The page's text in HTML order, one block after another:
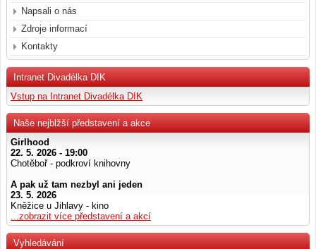
Napsali o nás
Zdroje informací
Kontakty
Intranet Divadélka DIK
Vstup na Intranet Divadélka DIK
Naše nejblžší představení a akce
Girlhood
22. 5. 2026 - 19:00
Chotěboř - podkroví knihovny
A pak už tam nezbyl ani jeden
23. 5. 2026
Kněžice u Jihlavy - kino
...zobrazit více představení a akcí
Vyhledávání